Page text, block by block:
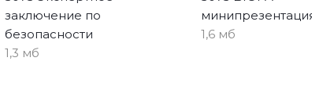
заключение по
безопасности
1,3 мб
1,6 мб